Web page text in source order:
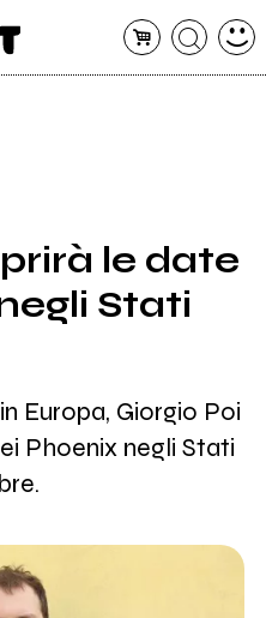
le date
Stati
Europa, Giorgio Poi
Phoenix negli Stati